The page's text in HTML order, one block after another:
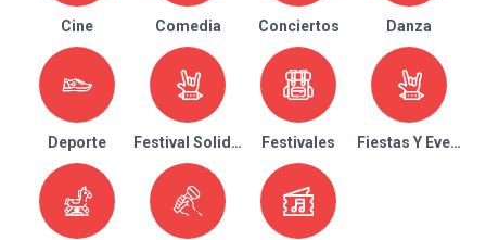
Cine Comedia Conciertos Danza
Deporte Festival Solidario Festivales Fiestas Y Eventos